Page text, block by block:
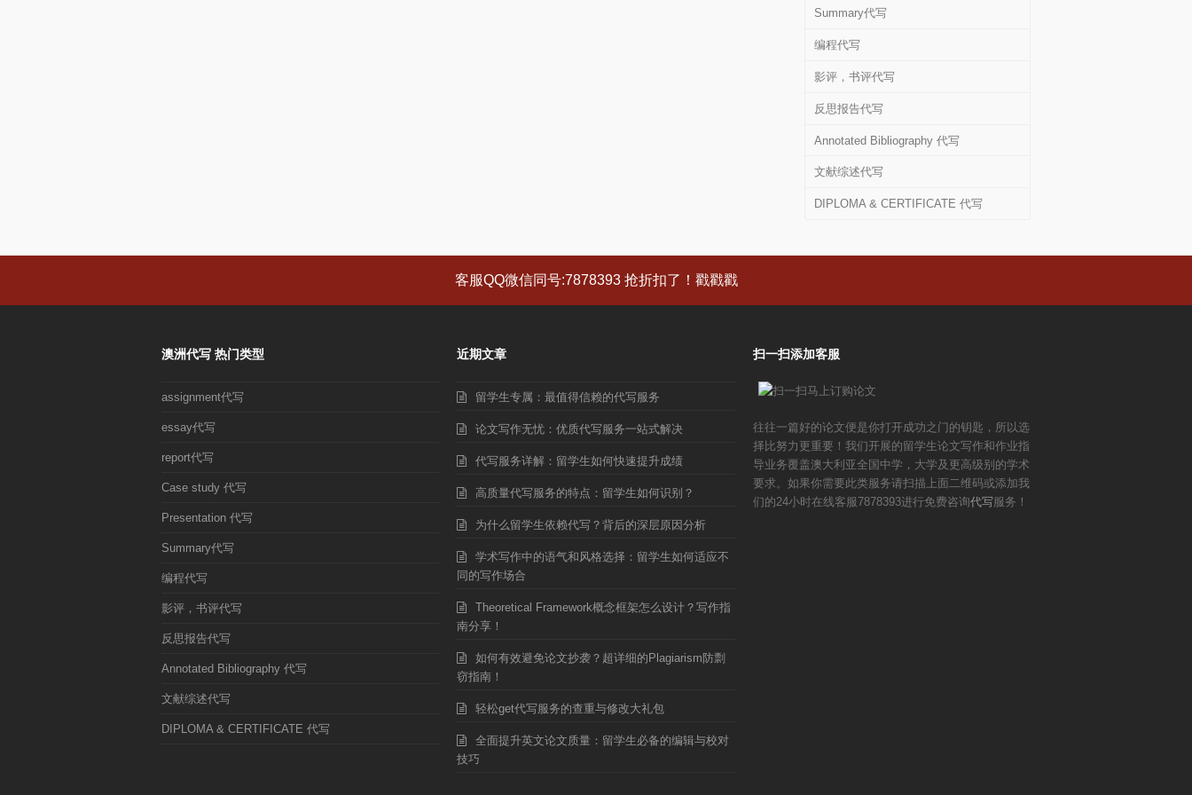
Summary代写
编程代写
影评，书评代写
反思报告代写
Annotated Bibliography 代写
文献综述代写
DIPLOMA & CERTIFICATE 代写
客服QQ微信同号:7878393 抢折扣了！戳戳戳
澳洲代写 热门类型
assignment代写
essay代写
report代写
Case study 代写
Presentation 代写
Summary代写
编程代写
影评，书评代写
反思报告代写
Annotated Bibliography 代写
文献综述代写
DIPLOMA & CERTIFICATE 代写
近期文章
留学生专属：最值得信赖的代写服务
论文写作无忧：优质代写服务一站式解决
代写服务详解：留学生如何快速提升成绩
高质量代写服务的特点：留学生如何识别？
为什么留学生依赖代写？背后的深层原因分析
学术写作中的语气和风格选择：留学生如何适应不
同的写作场合
Theoretical Framework概念框架怎么设计？写作指
南分享！
如何有效避免论文抄袭？超详细的Plagiarism防剽
窃指南！
轻松get代写服务的查重与修改大礼包
全面提升英文论文质量：留学生必备的编辑与校对
技巧
扫一扫添加客服
往往一篇好的论文便是你打开成功之门的钥匙，所以选
择比努力更重要！我们开展的留学生论文写作和作业指
导业务覆盖澳大利亚全国中学，大学及更高级别的学术
要求。如果你需要此类服务请扫描上面二维码或添加我
们的24小时在线客服7878393进行免费咨询代写服务！